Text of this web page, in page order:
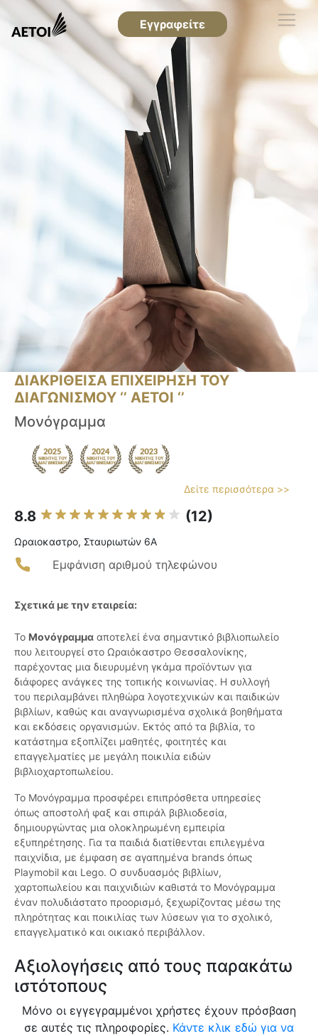
Εγγραφείτε
ΔΙΑΚΡΙΘΕΙΣΑ ΕΠΙΧΕΙΡΗΣΗ ΤΟΥ
ΔΙΑΓΩΝΙΣΜΟΥ ‘’ ΑΕΤΟΙ ‘’
Μονόγραμμα
Δείτε περισσότερα >>
8.8 (12)
Ωραιοκαστρο, Σταυριωτών 6Α
Εμφάνιση αριθμού τηλεφώνου
Σχετικά με την εταιρεία:
Το Μονόγραμμα αποτελεί ένα σημαντικό βιβλιοπωλείο
που λειτουργεί στο Ωραιόκαστρο Θεσσαλονίκης,
παρέχοντας μια διευρυμένη γκάμα προϊόντων για
διάφορες ανάγκες της τοπικής κοινωνίας. Η συλλογή
του περιλαμβάνει πληθώρα λογοτεχνικών και παιδικών
βιβλίων, καθώς και αναγνωρισμένα σχολικά βοηθήματα
και εκδόσεις οργανισμών. Εκτός από τα βιβλία, το
κατάστημα εξοπλίζει μαθητές, φοιτητές και
επαγγελματίες με μεγάλη ποικιλία ειδών
βιβλιοχαρτοπωλείου.
Το Μονόγραμμα προσφέρει επιπρόσθετα υπηρεσίες
όπως αποστολή φαξ και σπιράλ βιβλιοδεσία,
δημιουργώντας μια ολοκληρωμένη εμπειρία
εξυπηρέτησης. Για τα παιδιά διατίθενται επιλεγμένα
παιχνίδια, με έμφαση σε αγαπημένα brands όπως
Playmobil και Lego. Ο συνδυασμός βιβλίων,
χαρτοπωλείου και παιχνιδιών καθιστά το Μονόγραμμα
έναν πολυδιάστατο προορισμό, ξεχωρίζοντας μέσω της
πληρότητας και ποικιλίας των λύσεων για το σχολικό,
επαγγελματικό και οικιακό περιβάλλον.
Αξιολογήσεις από τους παρακάτω
ιστότοπους
Μόνο οι εγγεγραμμένοι χρήστες έχουν πρόσβαση
σε αυτές τις πληροφορίες. Κάντε κλικ εδώ για να